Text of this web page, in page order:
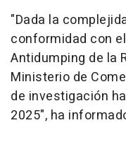
"Dada la
conformidad con
Antidumping de la
Ministerio de
de investigación
2025", ha